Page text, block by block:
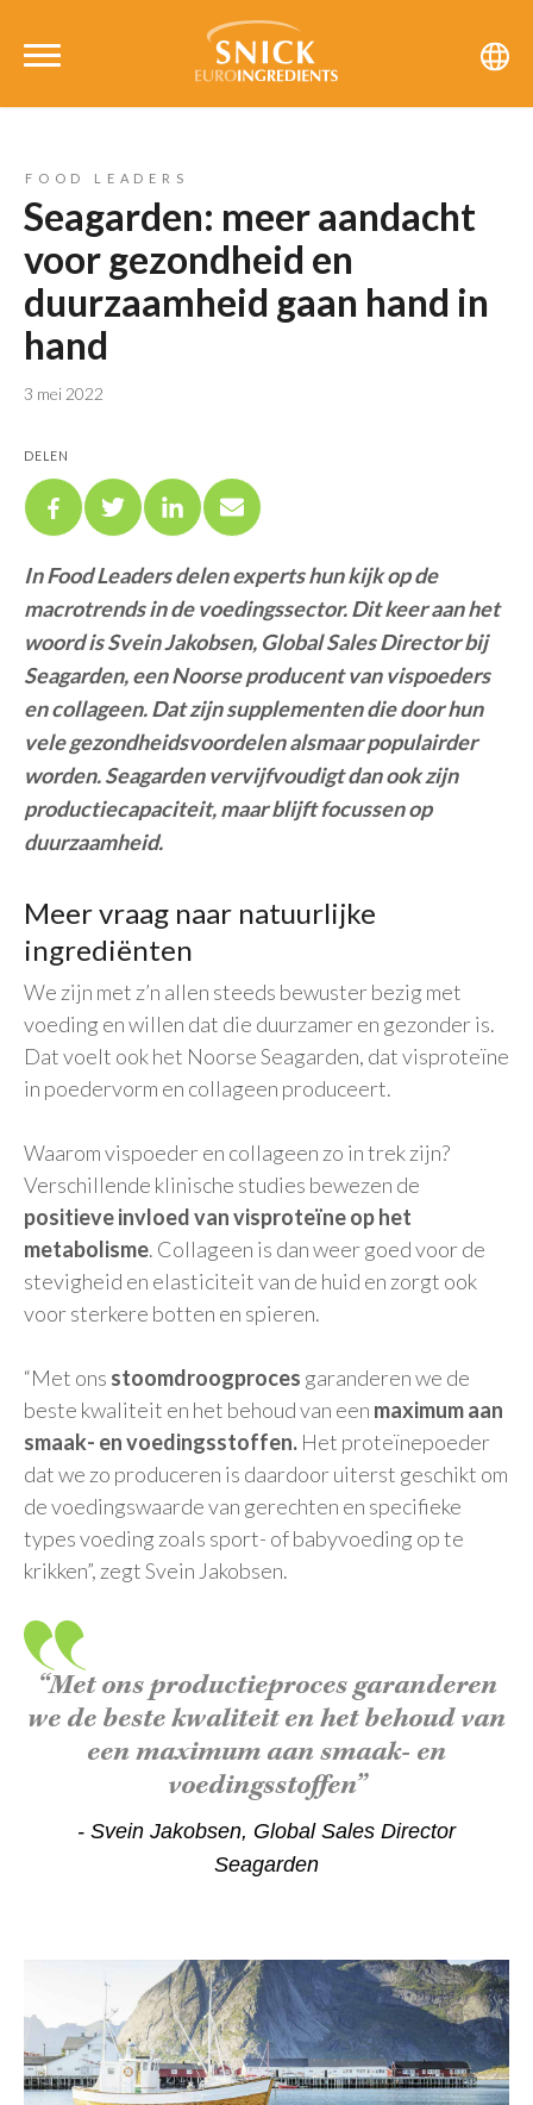
FOOD LEADERS
Seagarden: meer aandacht
voor gezondheid en
duurzaamheid gaan hand in
hand
3 mei 2022
DELEN
In Food Leaders delen experts hun kijk op de
macrotrends in de voedingssector. Dit keer aan het
woord isSvein Jakobsen, Global Sales Director bij
Seagarden,een Noorse producent van vispoeders
en collageen. Dat zijn supplementen die door hun
vele gezondheidsvoordelen alsmaar populairder
worden. Seagarden vervijfvoudigt dan ook zijn
productiecapaciteit, maar blijft focussen op
duurzaamheid.
Meer vraag naar natuurlijke
ingrediënten
We zijn met z’n allen steeds bewuster bezig met
voeding en willen dat die duurzamer en gezonder is.
Dat voelt ook het Noorse Seagarden, dat visproteïne
in poedervorm en collageen produceert.
Waarom vispoeder en collageen zo in trek zijn?
Verschillende klinische studies bewezen de
positieve invloed van visproteïne op het
metabolisme. Collageen is dan weer goed voor de
stevigheid en elasticiteit van de huid en zorgt ook
voor sterkere botten en spieren.
“Met ons stoomdroogproces garanderen we de
beste kwaliteit en het behoud van een maximum aan
smaak- en voedingsstoffen. Het proteïnepoeder
dat we zo produceren is daardoor uiterst geschikt om
de voedingswaarde van gerechten en specifieke
types voeding zoals sport- of babyvoeding op te
krikken”, zegt Svein Jakobsen.
“Met ons productieproces garanderen
we de beste kwaliteit en het behoud van
een maximum aan smaak- en
voedingsstoffen”
- Svein Jakobsen, Global Sales Director
Seagarden